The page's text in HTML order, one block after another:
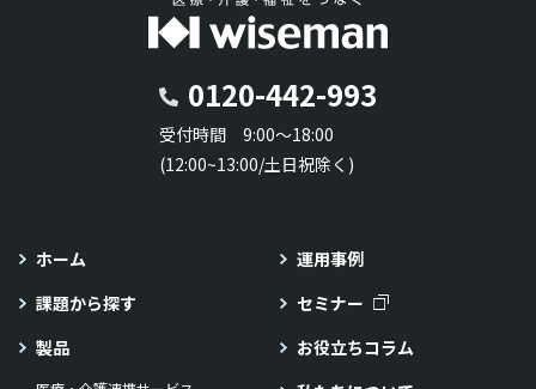
0120-442-993
受付時間 9:00～18:00
(12:00~13:00/土日祝除く)
ホーム
課題から探す
製品
運用事例
セミナー
お役立ちコラム